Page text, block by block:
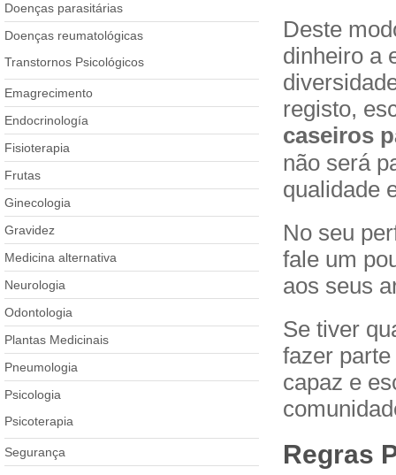
Deste
dinheiro a
registo,
caseiros
não será
qualidade
No seu
fale um
aos seus
Se tiver
fazer
capaz e
Regras
Doenças parasitárias
Doenças reumatológicas
Transtornos Psicológicos
Emagrecimento
Endocrinología
Fisioterapia
Frutas
Ginecologia
Gravidez
Medicina alternativa
Neurologia
Odontologia
Plantas Medicinais
Pneumologia
Psicologia
Psicoterapia
Segurança